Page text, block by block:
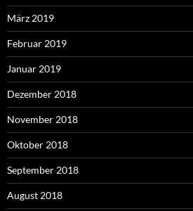
März 2019
Februar 2019
Januar 2019
Dezember 2018
November 2018
Oktober 2018
September 2018
August 2018